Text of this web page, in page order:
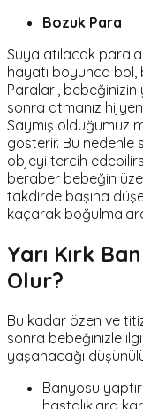
Bozuk Para
Suya atılacak
hayatı boyunca bol,
Paraları, bebeğinizin
sonra atmanız hijyen
Saymış olduğumuz
gösterir. Bu nedenle
objeyi tercih
beraber bebeğin
takdirde başına
kaçarak
Yarı Kırk
Olur?
Bu kadar özen ve
sonra bebeğinizle
yaşanacağı
Banyosu
hastalıklara